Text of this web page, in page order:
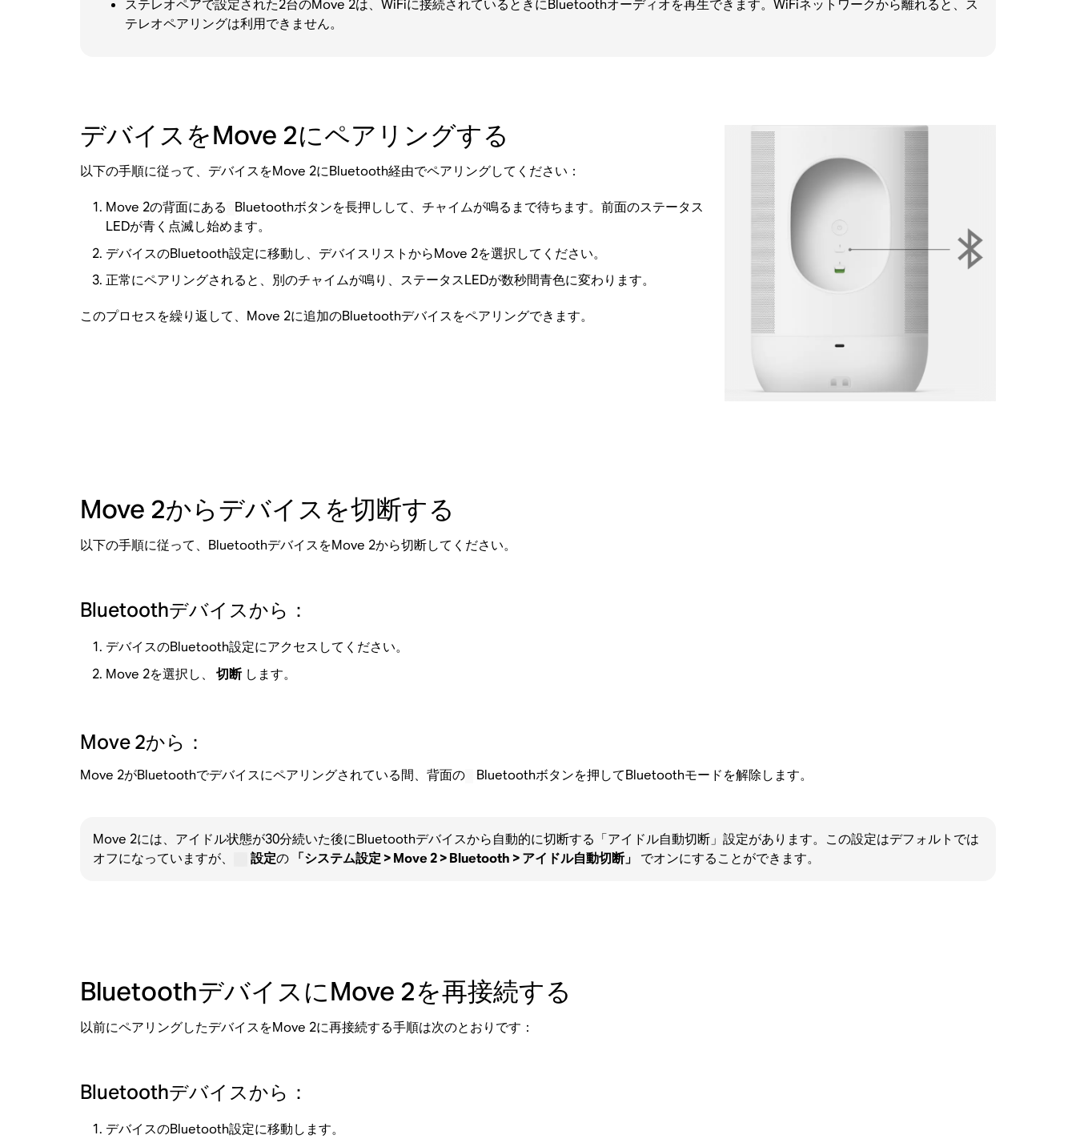
ステレオペアで設定された2台のMove 2は、WiFiに接続されているときにBluetoothオーディオを再生できます。WiFiネットワークから離れると、ス
テレオペアリングは利用できません。
デバイスをMove 2にペアリングする
以下の手順に従って、デバイスをMove 2にBluetooth経由でペアリングしてください：
Move 2の背面にある
Bluetoothボタンを長押しして、チャイムが鳴るまで待ちます。前面のステータス
LEDが青く点滅し始めます。
デバイスのBluetooth設定に移動し、デバイスリストからMove 2を選択してください。
正常にペアリングされると、別のチャイムが鳴り、ステータスLEDが数秒間青色に変わります。
このプロセスを繰り返して、Move 2に追加のBluetoothデバイスをペアリングできます。
Move 2からデバイスを切断する
以下の手順に従って、BluetoothデバイスをMove 2から切断してください。
Bluetoothデバイスから：
デバイスのBluetooth設定にアクセスしてください。
Move 2を選択し、
切断します。
Move 2から：
Move 2がBluetoothでデバイスにペアリングされている間、背面の Bluetoothボタンを押してBluetoothモードを解除します。
Move 2には、アイドル状態が30分続いた後にBluetoothデバイスから自動的に切断する「アイドル自動切断」設定があります。この設定はデフォルトでは
オフになっていますが、
設定の 「システム設定 > Move 2 > Bluetooth > アイドル自動切断」 でオンにすることができます。
BluetoothデバイスにMove 2を再接続する
以前にペアリングしたデバイスをMove 2に再接続する手順は次のとおりです：
Bluetoothデバイスから：
デバイスのBluetooth設定に移動します。